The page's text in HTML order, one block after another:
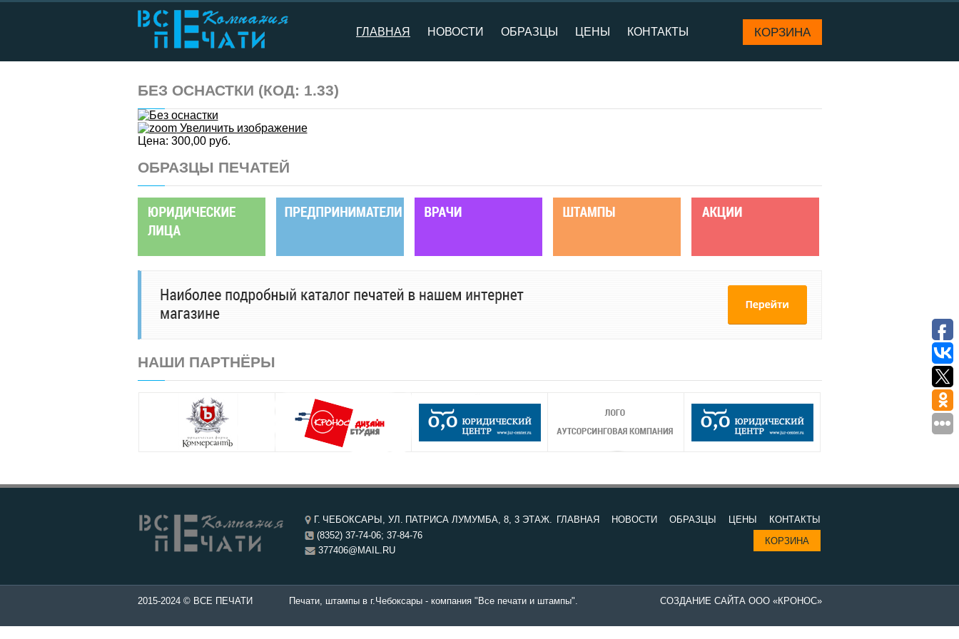
ГЛАВНАЯ НОВОСТИ ОБРАЗЦЫ ЦЕНЫ КОНТАКТЫ КОРЗИНА
БЕЗ ОСНАСТКИ (КОД: 1.33)
Увеличить изображение
Цена: 300,00 руб.
ОБРАЗЦЫ ПЕЧАТЕЙ
НАШИ ПАРТНЁРЫ
Г. ЧЕБОКСАРЫ, УЛ. ПАТРИСА ЛУМУМБА, 8, 3 ЭТАЖ.
(8352) 37-74-06; 37-84-76
377406@MAIL.RU
ГЛАВНАЯ НОВОСТИ ОБРАЗЦЫ ЦЕНЫ
КОНТАКТЫ
КОРЗИНА
СОЗДАНИЕ САЙТА ООО «КРОНОС»
и штампы - Изготовление печатей в Чебоксары. Печати, штампы в г.Чебоксары - компания "Все печати и штампы". Изготовление печатей в компании "Все печати и штампы" -
2015-2024 © ВСЕ ПЕЧАТИ